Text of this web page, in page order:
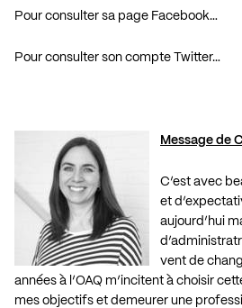
Pour consulter sa page Facebook…
Pour consulter son compte Twitter…
Message de
C’est avec
et
aujourd’hui
vent de
années à l’OAQ m’incitent à choisir
mes objectifs et demeurer une